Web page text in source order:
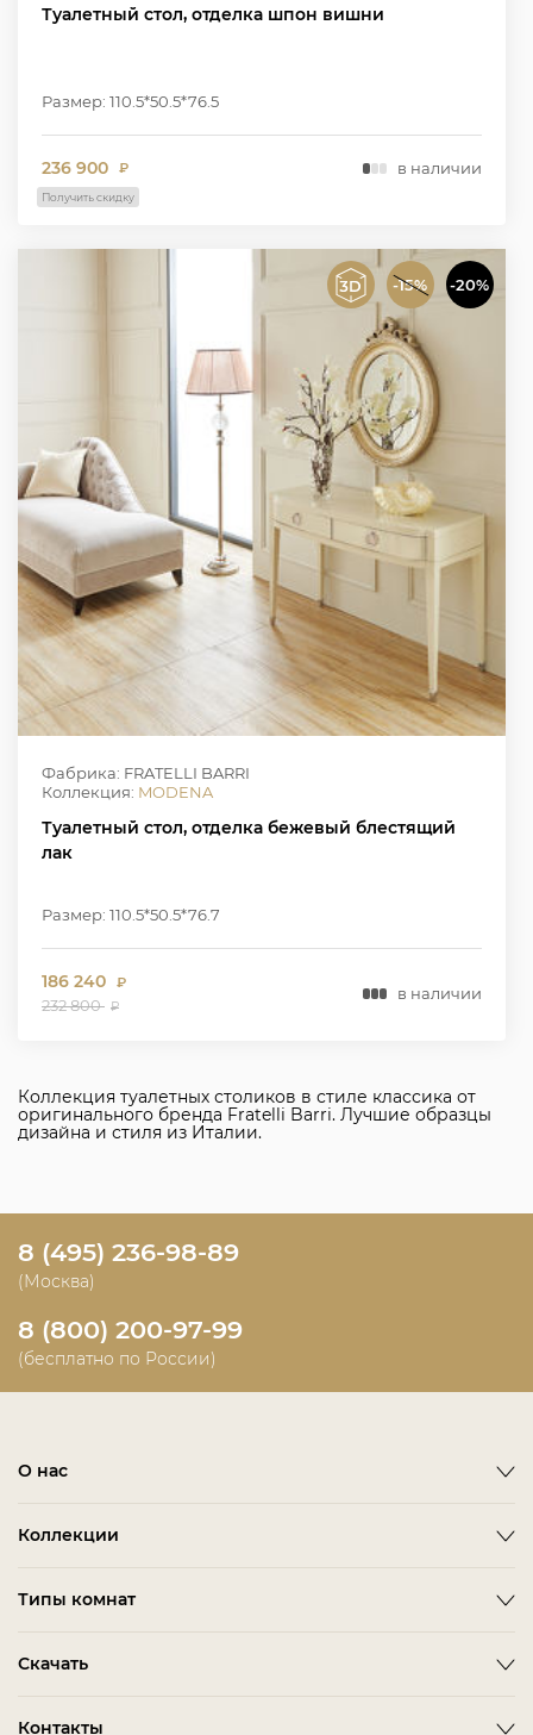
Туалетный стол, отделка шпон вишни
Размер: 110.5*50.5*76.5
236 900 ₽ в наличии
Получить скидку
-15% -20%
Фабрика: FRATELLI BARRI
Коллекция: MODENA
Туалетный стол, отделка бежевый блестящий
лак
Размер: 110.5*50.5*76.7
186 240 ₽
232 800 ₽
в наличии
Коллекция туалетных столиков в стиле классика от
оригинального бренда Fratelli Barri. Лучшие образцы
дизайна и стиля из Италии.
8 (495) 236-98-89
(Москва)
8 (800) 200-97-99
(бесплатно по России)
О нас
Дизайнерам и дилерам
Как сделать заказ
Коллекции
ALBA
Типы комнат
Детская Мебель
Скачать
Контакты